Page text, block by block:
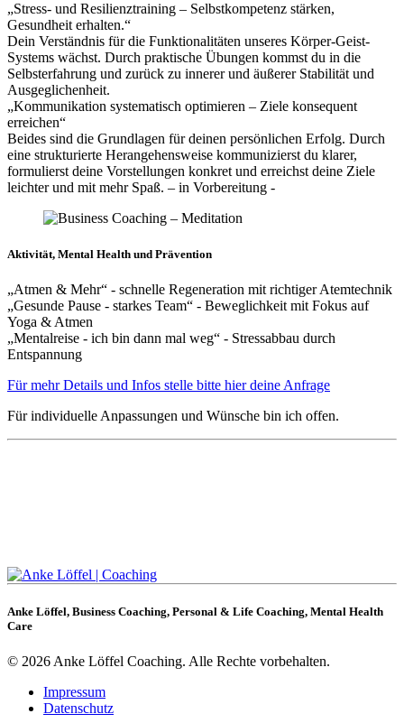
„Stress- und Resilienztraining – Selbstkompetenz stärken,
Gesundheit erhalten.“
Dein Verständnis für die Funktionalitäten unseres Körper-Geist-
Systems wächst. Durch praktische Übungen kommst du in die
Selbsterfahrung und zurück zu innerer und äußerer Stabilität und
Ausgeglichenheit.
„Kommunikation systematisch optimieren – Ziele konsequent
erreichen“
Beides sind die Grundlagen für deinen persönlichen Erfolg. Durch
eine strukturierte Herangehensweise kommunizierst du klarer,
formulierst deine Vorstellungen konkret und erreichst deine Ziele
leichter und mit mehr Spaß. – in Vorbereitung -
Aktivität, Mental Health und Prävention
„Atmen & Mehr“ - schnelle Regeneration mit richtiger Atemtechnik
„Gesunde Pause - starkes Team“ - Beweglichkeit mit Fokus auf
Yoga & Atmen
„Mentalreise - ich bin dann mal weg“ - Stressabbau durch
Entspannung
Für mehr Details und Infos stelle bitte hier deine Anfrage
Für individuelle Anpassungen und Wünsche bin ich offen.
Anke Löffel, Business Coaching, Personal & Life Coaching, Mental Health
Care
© 2026 Anke Löffel Coaching. Alle Rechte vorbehalten.
Impressum
Datenschutz